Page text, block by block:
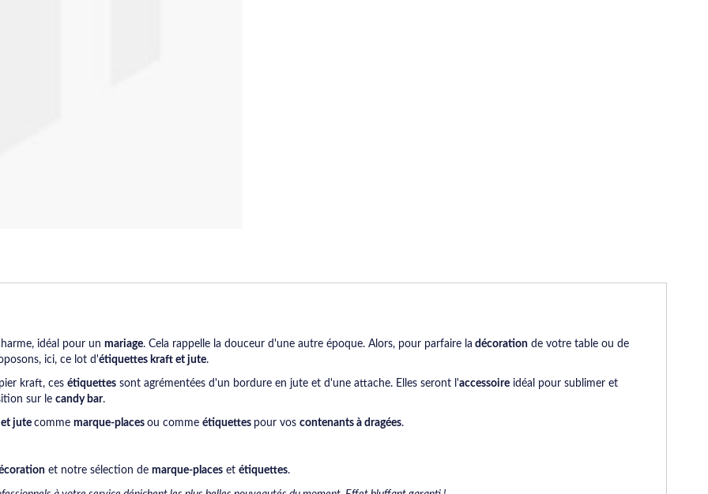
idéal pour un mariage. Cela rappelle la douceur d'une autre époque. Alors, pour parfaire la décoration de votre table ou de
ici, ce lot d'étiquettes kraft et jute.
kraft, ces étiquettes sont agrémentées d'un bordure en jute et d'une attache. Elles seront l'accessoire idéal pour sublimer et
sur le candy bar.
jute comme marque-places ou comme étiquettes pour vos contenants à dragées.
et notre sélection de marque-places et étiquettes.